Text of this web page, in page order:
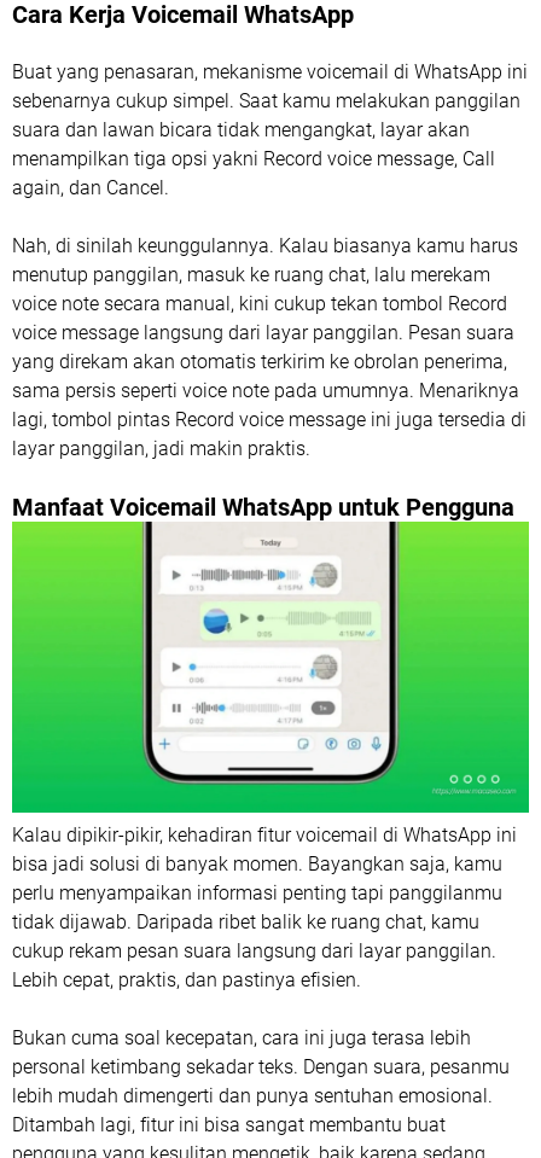
Cara Kerja Voicemail WhatsApp
Buat yang penasaran, mekanisme voicemail di WhatsApp ini
sebenarnya cukup simpel. Saat kamu melakukan panggilan
suara dan lawan bicara tidak mengangkat, layar akan
menampilkan tiga opsi yakni Record voice message, Call
again, dan Cancel.
Nah, di sinilah keunggulannya. Kalau biasanya kamu harus
menutup panggilan, masuk ke ruang chat, lalu merekam
voice note secara manual, kini cukup tekan tombol Record
voice message langsung dari layar panggilan. Pesan suara
yang direkam akan otomatis terkirim ke obrolan penerima,
sama persis seperti voice note pada umumnya. Menariknya
lagi, tombol pintas Record voice message ini juga tersedia di
layar panggilan, jadi makin praktis.
Manfaat Voicemail WhatsApp untuk Pengguna
Kalau dipikir-pikir, kehadiran fitur voicemail di WhatsApp ini
bisa jadi solusi di banyak momen. Bayangkan saja, kamu
perlu menyampaikan informasi penting tapi panggilanmu
tidak dijawab. Daripada ribet balik ke ruang chat, kamu
cukup rekam pesan suara langsung dari layar panggilan.
Lebih cepat, praktis, dan pastinya efisien.
Bukan cuma soal kecepatan, cara ini juga terasa lebih
personal ketimbang sekadar teks. Dengan suara, pesanmu
lebih mudah dimengerti dan punya sentuhan emosional.
Ditambah lagi, fitur ini bisa sangat membantu buat
pengguna yang kesulitan mengetik, baik karena sedang